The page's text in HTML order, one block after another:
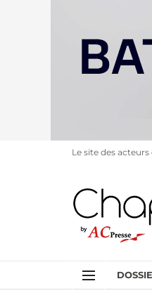
Le site des acteurs